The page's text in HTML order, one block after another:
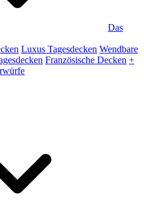
Das
Luxus Tagesdecken Wendbare
Französische Decken +